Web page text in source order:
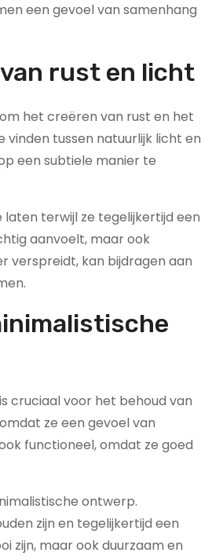
een gevoel van samenhang
rust en licht
het creëren van rust en het
vinden tussen natuurlijk licht en
een subtiele manier te
terwijl ze tegelijkertijd een
aanvoelt, maar ook
verspreidt, kan bijdragen aan
cruciaal voor het behoud van
ze een gevoel van
functioneel, omdat ze goed
ontwerp.
zijn en tegelijkertijd een
zijn, maar ook duurzaam en